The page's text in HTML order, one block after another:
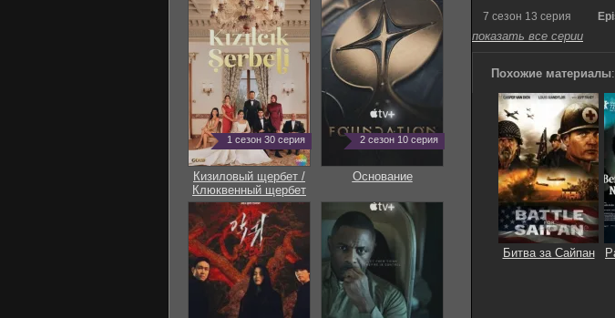
7 сезон 13 серия
показать все серии
Похожие материалы:
Битва за Сайпан
1 сезон 30 серия
Кизиловый щербет /
Клюквенный щербет
2 сезон 10 серия
Основание